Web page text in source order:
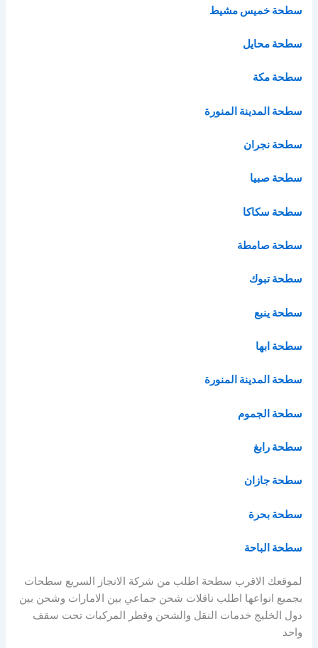
سطحة خميس مشيط
سطحة محايل
سطحة مكة
سطحة المدينة المنورة
سطحة نجران
سطحة صبيا
سطحة سكاكا
سطحة صامطة
سطحة تبوك
سطحة ينبع
سطحة ابها
سطحة المدينة المنورة
سطحة الجموم
سطحة رابغ
سطحة جازان
سطحة بحرة
سطحة الباحة
لموقعك الاقرب سطحة اطلب من شركة الانجاز السريع سطحات
بجميع انواعها اطلب ناقلات شحن جماعي بين الامارات وشحن بين
دول الخليج خدمات النقل والشحن وقطر المركبات تحت سقف
واحد